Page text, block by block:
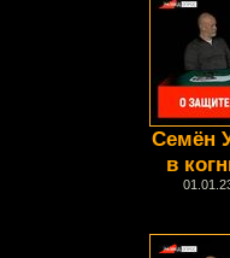
Семён
в